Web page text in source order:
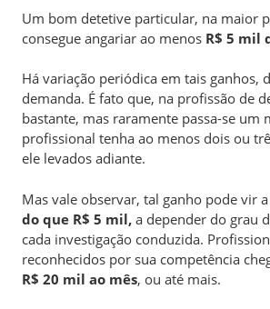
Um bom detetive particular, na maior
consegue angariar ao menos R$ 5 mil
Há variação periódica em tais ganhos,
demanda. É fato que, na profissão de
bastante, mas raramente passa-se um
profissional tenha ao menos dois ou
ele levados adiante.
Mas vale observar, tal ganho pode vir
do que R$ 5 mil, a depender do grau
cada investigação conduzida.
reconhecidos por sua competência
R$ 20 mil ao mês, ou até mais.